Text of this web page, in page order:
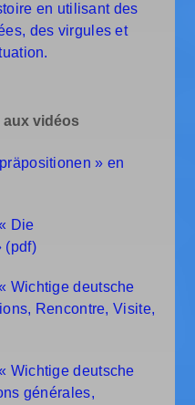
en utilisant des
des virgules et
vidéos
» en
Die
(pdf)
Wichtige deutsche
Rencontre, Visite,
Wichtige deutsche
générales,